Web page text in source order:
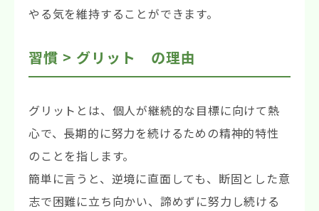
やる気を維持することができます。
習慣 > グリット の理由
グリットとは、個人が継続的な目標に向けて熱
心で、長期的に努力を続けるための精神的特性
のことを指します。
簡単に言うと、逆境に直面しても、断固とした意
志で困難に立ち向かい、諦めずに努力し続ける